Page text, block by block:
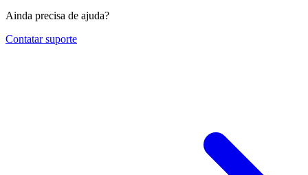
Ainda precisa de ajuda?
Contatar suporte